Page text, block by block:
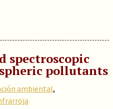
spectroscopic
pollutants
ambiental,